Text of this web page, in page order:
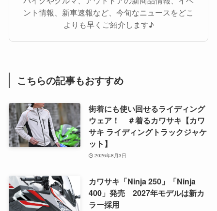
ント情報、新車速報など、今旬なニュースをどこ
よりも早くご紹介します♪
こちらの記事もおすすめ
街着にも使い回せるライディング
ウェア！ ＃着るカワサキ【カワ
サキ ライディングトラックジャケ
ット】
2026年8月3日
カワサキ「Ninja 250」「Ninja
400」発売 2027年モデルは新カ
ラー採用